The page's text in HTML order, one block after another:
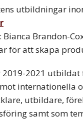
utbildningar
Brandon-
för att skapa
2021
internationella
utbildare,
samt som